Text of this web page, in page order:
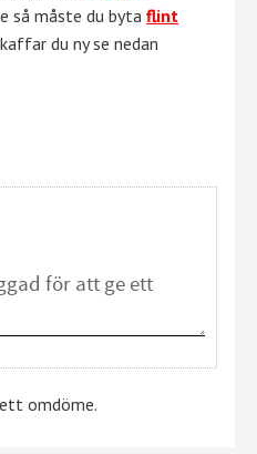
så måste du byta flint
du ny se nedan
omdöme.